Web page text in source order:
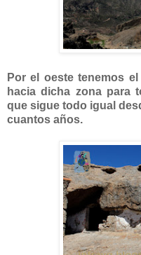
Por el oeste tenemos
hacia dicha zona para
que sigue todo igual
cuantos años.